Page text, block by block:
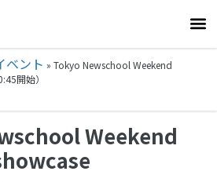
ベント » Tokyo Newschool Weekend
開始）
Weekend